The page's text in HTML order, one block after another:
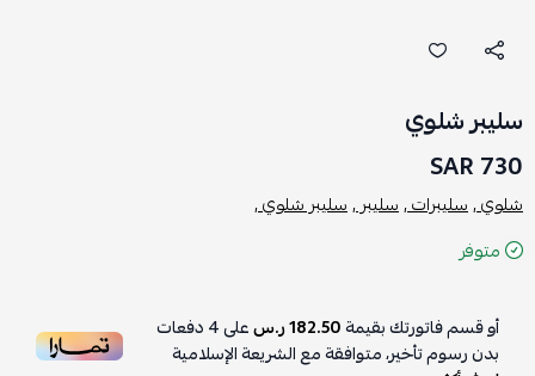
سليبر شلوي
730 SAR
شلوي ,سليبرات ,سليبر ,سليبر شلوي ,
متوفر
أو قسم فاتورتك بقيمة182.50 ر.س على4دفعات
بدون رسوم تأخير، متوافقة مع الشريعة الإسلامية